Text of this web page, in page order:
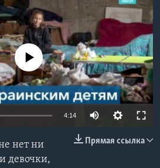
ПУТЕШЕСТВИЕ
currently available
4:14
Прямая ссылка
нет ни
девочки,